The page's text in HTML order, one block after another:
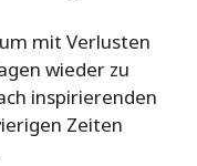
mit Verlusten
wieder zu
inspirierenden
Zeiten